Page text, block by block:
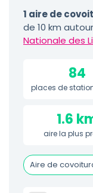
1 aire de
de 10 km
Nationale des
84
places de
1.6
aire la plus
Aire de